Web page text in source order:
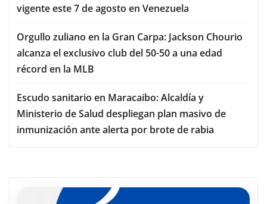
vigente este 7 de agosto en Venezuela
Orgullo zuliano en la Gran Carpa: Jackson Chourio
alcanza el exclusivo club del 50-50 a una edad
récord en la MLB
Escudo sanitario en Maracaibo: Alcaldía y
Ministerio de Salud despliegan plan masivo de
inmunización ante alerta por brote de rabia